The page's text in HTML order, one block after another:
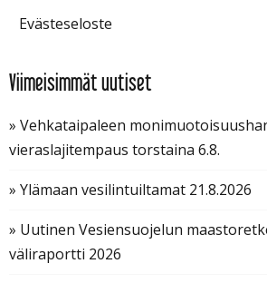
Evästeseloste
Viimeisimmät uutiset
» Vehkataipaleen
vieraslajitempaus torstaina 6.8.
» Ylämaan vesilintuiltamat 21.8.2026
» Uutinen Vesiensuojelun
väliraportti 2026